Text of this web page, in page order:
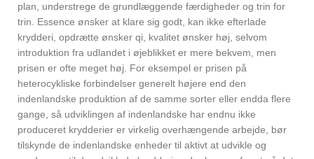
plan, understrege de grundlæggende færdigheder og trin for
trin. Essence ønsker at klare sig godt, kan ikke efterlade
krydderi, opdrætte ønsker qi, kvalitet ønsker høj, selvom
introduktion fra udlandet i øjeblikket er mere bekvem, men
prisen er ofte meget høj. For eksempel er prisen på
heterocykliske forbindelser generelt højere end den
indenlandske produktion af de samme sorter eller endda flere
gange, så udviklingen af ​​indenlandske har endnu ikke
produceret krydderier er virkelig overhængende arbejde, bør
tilskynde de indenlandske enheder til aktivt at udvikle og